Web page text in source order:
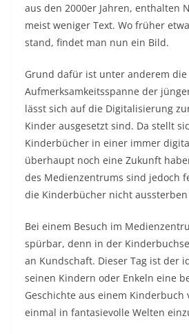
aus den 2000er Jahren, enthalten
meist weniger Text. Wo früher
stand, findet man nun ein Bild.
Grund dafür ist unter anderem die
Aufmerksamkeitsspanne der
lässt sich auf die Digitalisierung
Kinder ausgesetzt sind. Da stellt
Kinderbücher in einer immer
überhaupt noch eine Zukunft
des Medienzentrums sind jedoch
die Kinderbücher nicht
Bei einem Besuch im
spürbar, denn in der
an Kundschaft. Dieser Tag ist der
seinen Kindern oder Enkeln eine
Geschichte aus einem Kinderbuch
einmal in fantasievolle Welten